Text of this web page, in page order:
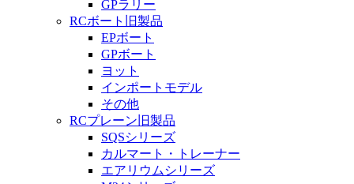
GPラリー
RCボート旧製品
EPボート
GPボート
ヨット
インポートモデル
その他
RCプレーン旧製品
SQSシリーズ
カルマート・トレーナー
エアリウムシリーズ